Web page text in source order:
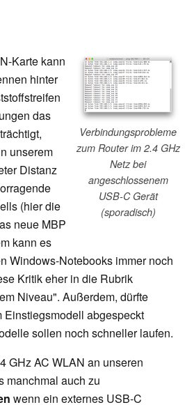
Verbindungsprobleme
zum Router im 2.4 GHz
Netz bei
angeschlossenem
USB-C Gerät
(sporadisch)
Karte kann
hinter
das
unserem
Distanz
(hier die
neue MBP
kann es
Windows-Notebooks immer noch
Kritik eher in die Rubrik
Niveau". Außerdem, dürfte
abgespeckt
sollen noch schneller laufen.
GHz AC WLAN an unseren
manchmal auch zu
wenn ein externes USB-C